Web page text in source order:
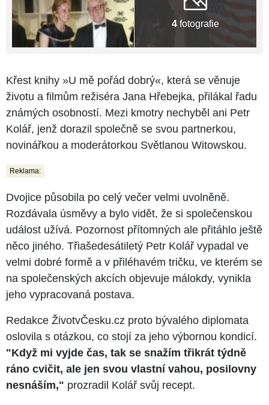
4 fotografie
Křest knihy »U mě pořád dobrý«, která se věnuje
životu a filmům režiséra Jana Hřebejka, přilákal řadu
známých osobností. Mezi kmotry nechyběl ani Petr
Kolář, jenž dorazil společně se svou partnerkou,
novinářkou a moderátorkou Světlanou Witowskou.
Reklama:
Dvojice působila po celý večer velmi uvolněně.
Rozdávala úsměvy a bylo vidět, že si společenskou
událost užívá. Pozornost přítomných ale přitáhlo ještě
něco jiného. Třiašedesátiletý Petr Kolář vypadal ve
velmi dobré formě a v přiléhavém tričku, ve kterém se
na společenských akcích objevuje málokdy, vynikla
jeho vypracovaná postava.
Redakce ŽivotvČesku.cz proto bývalého diplomata
oslovila s otázkou, co stojí za jeho výbornou kondicí.
"Když mi vyjde čas, tak se snažím třikrát týdně
ráno cvičit, ale jen svou vlastní vahou, posilovny
nesnáším," prozradil Kolář svůj recept.